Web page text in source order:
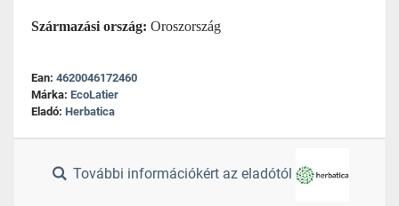
Származási ország: Oroszország
Ean: 4620046172460
Márka: EcoLatier
Eladó: Herbatica
További információkért az eladótól